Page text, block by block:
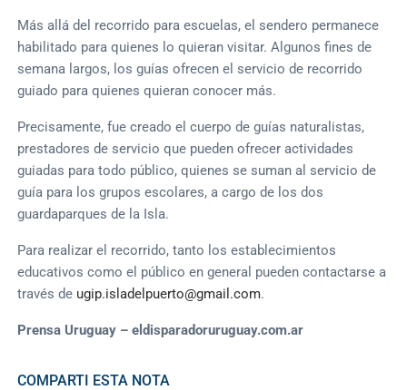
Más allá del recorrido para escuelas, el sendero permanece
habilitado para quienes lo quieran visitar. Algunos fines de
semana largos, los guías ofrecen el servicio de recorrido
guiado para quienes quieran conocer más.
Precisamente, fue creado el cuerpo de guías naturalistas,
prestadores de servicio que pueden ofrecer actividades
guiadas para todo público, quienes se suman al servicio de
guía para los grupos escolares, a cargo de los dos
guardaparques de la Isla.
Para realizar el recorrido, tanto los establecimientos
educativos como el público en general pueden contactarse a
través de ugip.isladelpuerto@gmail.com.
Prensa Uruguay – eldisparadoruruguay.com.ar
COMPARTI ESTA NOTA